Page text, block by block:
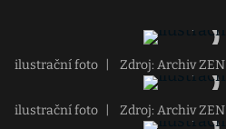
ilustrační foto Zdroj: Archiv ZEN
ilustrační foto Zdroj: Archiv ZEN